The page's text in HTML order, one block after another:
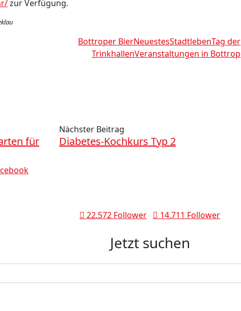
zur Verfügung.
Bottroper BierNeuestesStadtlebenTag der
TrinkhallenVeranstaltungen in Bottrop
für
Nächster Beitrag
Diabetes-Kochkurs Typ 2
22.572 Follower 14.711 Follower
Jetzt suchen